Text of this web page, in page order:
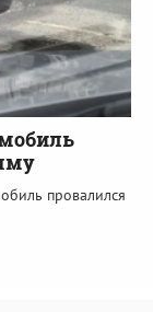
провалился